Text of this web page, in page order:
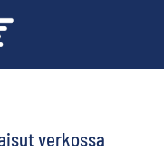
verkossa